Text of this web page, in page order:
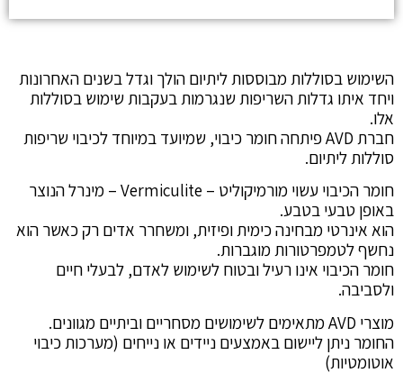
השימוש בסוללות מבוססות ליתיום הולך וגדל בשנים האחרונות
ויחד איתו גדלות השריפות שנגרמות בעקבות שימוש בסוללות
אלו.
חברת AVD פיתחה חומר כיבוי, שמיועד במיוחד לכיבוי שריפות
סוללות ליתיום.
חומר הכיבוי עשוי מורמיקוליט – Vermiculite – מינרל הנוצר
באופן טבעי בטבע.
הוא אינרטי מבחינה כימית ופיזית, ומשחרר אדים רק כאשר הוא
נחשף לטמפרטורות מוגברות.
חומר הכיבוי אינו רעיל ובטוח לשימוש לאדם, לבעלי חיים
ולסביבה.
מוצרי AVD מתאימים לשימושים מסחריים וביתיים מגוונים.
החומר ניתן ליישום באמצעים ניידים או נייחים (מערכות כיבוי
אוטומטיות)